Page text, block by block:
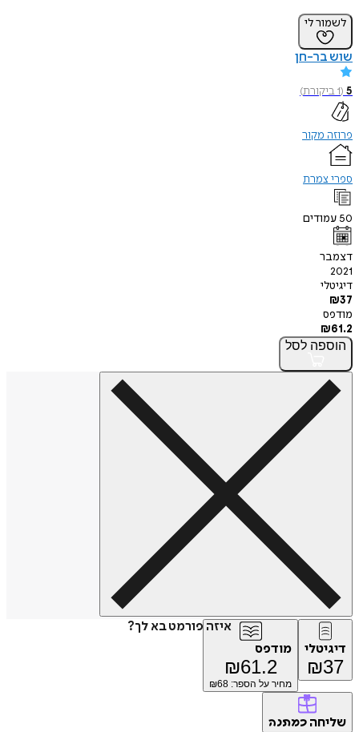
לשמור לי
שוש בר-חן
5
(
1ביקורת)
פרוזה מקור
ספרי צמרת
50 עמודים
דצמבר
2021
דיגיטלי
₪37
מודפס
₪61.2
הוספה לסל
איזה פורמט בא לך?
דיגיטלי
₪37
מודפס
₪61.2
מחיר על הספר: ₪ 68
שליחה כמתנה